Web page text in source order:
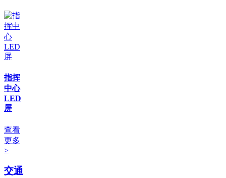
指挥
中心
LED
屏
查看
更多
>
交通